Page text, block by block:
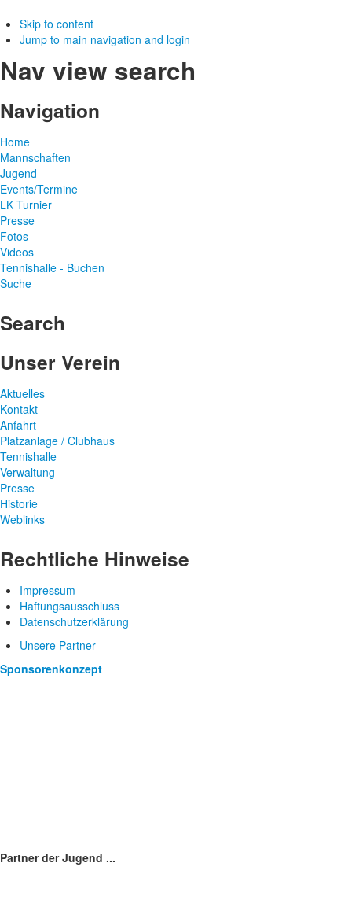
Skip to content
Jump to main navigation and login
Nav view search
Navigation
Home
Mannschaften
Jugend
Events/Termine
LK Turnier
Presse
Fotos
Videos
Tennishalle - Buchen
Suche
Search
Unser Verein
Aktuelles
Kontakt
Anfahrt
Platzanlage / Clubhaus
Tennishalle
Verwaltung
Presse
Historie
Weblinks
Rechtliche Hinweise
Impressum
Haftungsausschluss
Datenschutzerklärung
Unsere Partner
Sponsorenkonzept
Partner der Jugend ...